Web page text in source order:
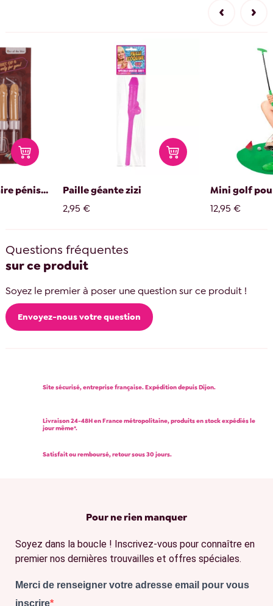
géante zizi
Mini golf pour toilettes
Questions fréquentes
sur ce produit
Soyez le premier à poser une question sur ce produit !
Envoyez-nous votre question
Site sécurisé, entreprise française. Expédition depuis Dijon.
Livraison 24-48H en France métropolitaine, produits en stock expédiés le
jour même*.
Satisfait ou remboursé, retour sous 30 jours.
Pour ne rien manquer
Soyez dans la boucle ! Inscrivez-vous pour connaître en
premier nos dernières trouvailles et offres spéciales.
Merci de renseigner votre adresse email pour vous
inscrire